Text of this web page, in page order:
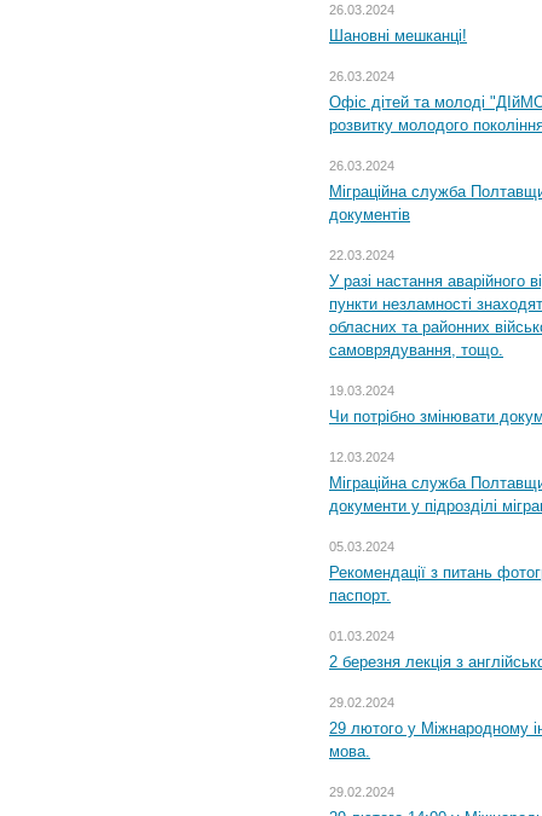
26.03.2024
Шановні мешканці!
26.03.2024
Офіс дітей та молоді
розвитку молодого
26.03.2024
Міграційна служба
документів
22.03.2024
У разі настання аварійного
пункти незламності
обласних та районних
самоврядування, тощо.
19.03.2024
Чи потрібно змінювати
12.03.2024
Міграційна служба
документи у підрозділі
05.03.2024
Рекомендації з питань
паспорт.
01.03.2024
2 березня лекція з
29.02.2024
29 лютого у Міжнародному
мова.
29.02.2024